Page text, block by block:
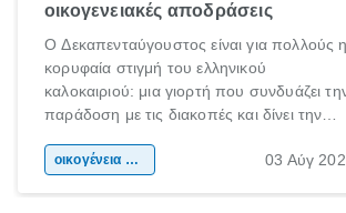
οικογενειακές αποδράσεις
Ο Δεκαπενταύγουστος είναι για πολλούς η
κορυφαία στιγμή του ελληνικού
καλοκαιριού: μια γιορτή που συνδυάζει
παράδοση με τις διακοπές και δίνει την
χώρας. Είτε πρόκειται για λίγες μέρες
οικογένεια & παιδί 03 Αύγ